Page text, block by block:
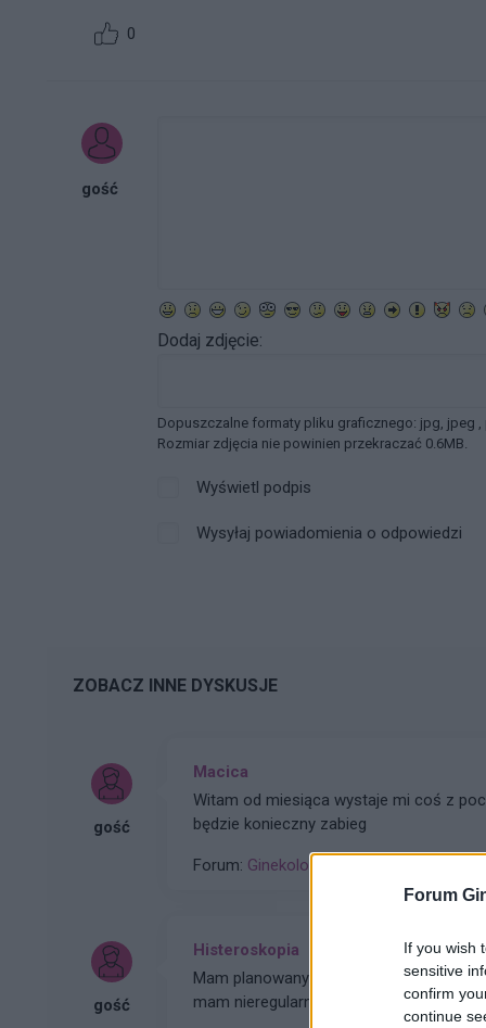
Forum
If you wish
sensitive
confirm
continue
0
gość
Dodaj zdjęcie:
Dopuszczalne formaty pliku graficznego: jpg, jpeg ,
Rozmiar zdjęcia nie powinien przekraczać 0.6MB.
Wyświetl podpis
Wysyłaj powiadomienia o odpowiedzi
ZOBACZ INNE DYSKUSJE
gość
Macica
Witam od miesiąca wystaje mi coś z
będzie konieczny zabieg
Forum: Ginekologia - forum dla rodziny i
gość
Histeroskopia
Mam planowany zabieg histeroskopii od kilku miesięcy. Ze względu na problemy hormonalne
mam nieregularne miesiaczki. Tak się